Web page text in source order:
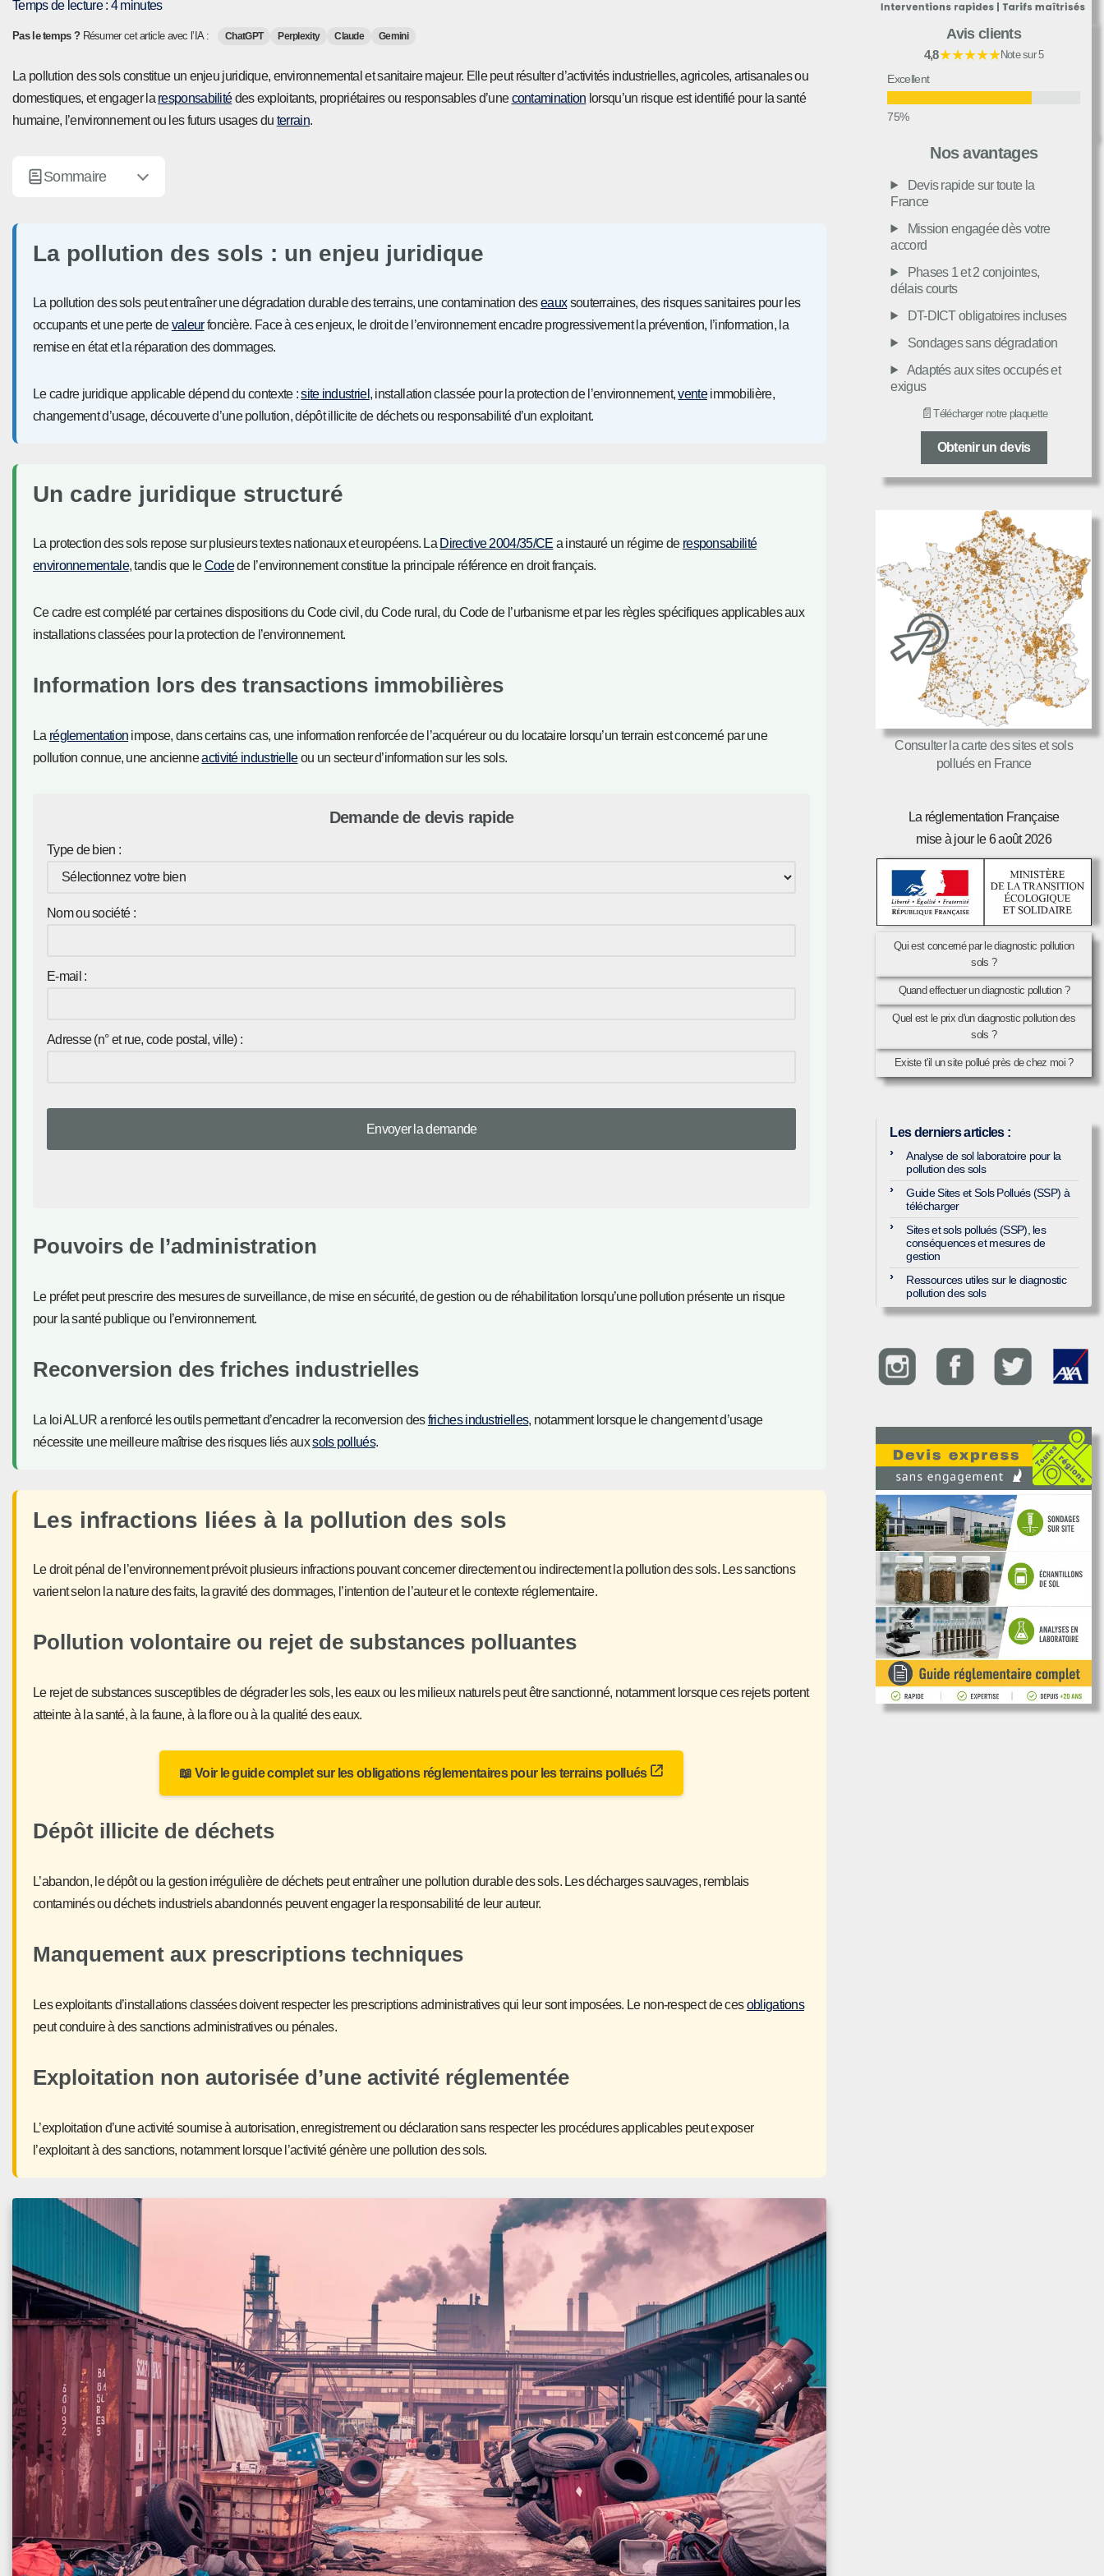
Temps de lecture : 4minutes
Pas le temps ? Résumer cet article avec l’IA : ChatGPT Perplexity Claude Gemini
La pollution des sols constitue un enjeu juridique, environnemental et sanitaire majeur. Elle peut résulter d’activités industrielles, agricoles, artisanales ou
domestiques, et engager la responsabilitédes exploitants, propriétaires ou responsables d’unecontamination lorsqu’un risque est identifié pour la santé
humaine, l’environnement ou les futurs usages du terrain.
Sommaire
La pollution des sols : un enjeu juridique
La pollution des sols peut entraîner une dégradation durable des terrains, une contamination deseauxsouterraines, des risques sanitaires pour les
occupants et une perte devaleurfoncière. Face à ces enjeux, le droit de l’environnement encadre progressivement la prévention, l’information, la
remise en état et la réparation des dommages.
Le cadre juridique applicable dépend du contexte :site industriel , installation classée pour la protection de l’environnement,venteimmobilière,
changement d’usage, découverte d’une pollution, dépôt illicite de déchets ou responsabilité d’un exploitant.
Un cadre juridique structuré
La protection des sols repose sur plusieurs textes nationaux et européens. La Directive 2004/35/CE a instauré un régime de responsabilité
environnementale, tandis que leCodede l’environnement constitue la principale référence en droit français.
Ce cadre est complété par certaines dispositions du Code civil, du Code rural, du Code de l’urbanisme et par les règles spécifiques applicables aux
installations classées pour la protection de l’environnement.
Information lors des transactions immobilières
La réglementation impose, dans certains cas, une information renforcée de l’acquéreur ou du locataire lorsqu’un terrain est concerné par une
pollution connue, une ancienneactivité industrielleou un secteur d’information sur les sols.
Demande de devis rapide
Type de bien :
Nom ou société :
E-mail :
Adresse (n° et rue, code postal, ville) :
Pouvoirs de l’administration
Le préfet peut prescrire des mesures de surveillance, de mise en sécurité, de gestion ou de réhabilitation lorsqu’une pollution présente un risque
pour la santé publique ou l’environnement.
Reconversion des friches industrielles
La loi ALUR a renforcé les outils permettant d’encadrer la reconversion desfriches industrielles, notamment lorsque le changement d’usage
nécessite une meilleure maîtrise des risques liés auxsols pollués.
Les infractions liées à la pollution des sols
Le droit pénal de l’environnement prévoit plusieurs infractions pouvant concerner directement ou indirectement la pollution des sols. Les sanctions
varient selon la nature des faits, la gravité des dommages, l’intention de l’auteur et le contexte réglementaire.
Pollution volontaire ou rejet de substances polluantes
Le rejet de substances susceptibles de dégrader les sols, les eaux ou les milieux naturels peut être sanctionné, notamment lorsque ces rejets portent
atteinte à la santé, à la faune, à la flore ou à la qualité des eaux.
📖 Voir le guide complet sur les obligations réglementaires pour les terrains pollués
Dépôt illicite de déchets
L’abandon, le dépôt ou la gestion irrégulière de déchets peut entraîner une pollution durable des sols. Les décharges sauvages, remblais
contaminés ou déchets industriels abandonnés peuvent engager la responsabilité de leur auteur.
Manquement aux prescriptions techniques
Les exploitants d’installations classées doivent respecter les prescriptions administratives qui leur sont imposées. Le non-respect de cesobligations
peut conduire à des sanctions administratives ou pénales.
Exploitation non autorisée d’une activité réglementée
L’exploitation d’une activité soumise à autorisation, enregistrement ou déclaration sans respecter les procédures applicables peut exposer
l’exploitant à des sanctions, notamment lorsque l’activité génère une pollution des sols.
Avis clients
4,8★★★★★Note sur 5
Excellent
Moyen
Passable
Nos avantages
Devis rapide sur toute la
France
Mission engagée dès votre
accord
Phases 1 et 2 conjointes,
délais courts
DT-DICT obligatoires incluses
Sondages sans dégradation
Adaptés aux sites occupés et
exigus
📄Télécharger notre plaquette
Obtenir un devis
Consulter la carte des sites et sols
pollués en France
La réglementation Française
mise à jour le 6 août 2026
Qui est concerné par le diagnostic pollution
sols ?
Quand effectuer un diagnostic pollution ?
Quel est le prix d'un diagnostic pollution des
sols ?
Existe t'il un site pollué près de chez moi ?
Les derniers articles :
Analyse de sol laboratoire pour la
pollution des sols
Guide Sites et Sols Pollués (SSP) à
télécharger
Sites et sols pollués (SSP), les
conséquences et mesures de
gestion
Ressources utiles sur le diagnostic
pollution des sols